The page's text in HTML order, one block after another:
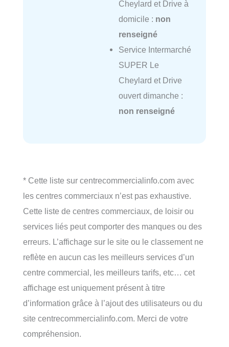
Cheylard et Drive à
domicile : non
renseigné
Service Intermarché
SUPER Le
Cheylard et Drive
ouvert dimanche :
non renseigné
* Cette liste sur centrecommercialinfo.com avec
les centres commerciaux n’est pas exhaustive.
Cette liste de centres commerciaux, de loisir ou
services liés peut comporter des manques ou des
erreurs. L’affichage sur le site ou le classement ne
reflète en aucun cas les meilleurs services d’un
centre commercial, les meilleurs tarifs, etc… cet
affichage est uniquement présent à titre
d’information grâce à l’ajout des utilisateurs ou du
site centrecommercialinfo.com. Merci de votre
compréhension.